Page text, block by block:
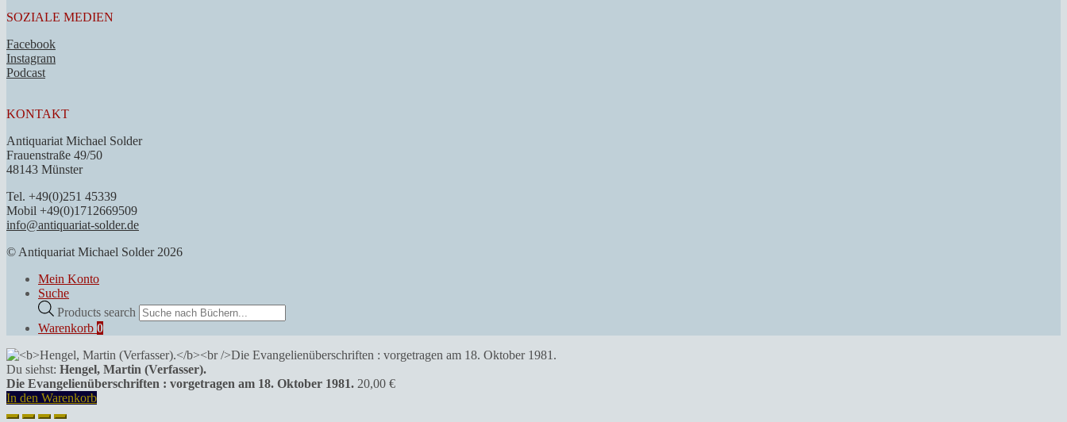
SOZIALE MEDIEN
Facebook
Instagram
Podcast
KONTAKT
Antiquariat Michael Solder
Frauenstraße 49/50
48143 Münster
Tel. +49(0)251 45339
Mobil +49(0)1712669509
info@antiquariat-solder.de
© Antiquariat Michael Solder 2026
Mein Konto
Suche
Products search
Warenkorb 0
Du siehst: Hengel, Martin (Verfasser).
Die Evangelienüberschriften : vorgetragen am 18. Oktober 1981. 20,00 €
In den Warenkorb